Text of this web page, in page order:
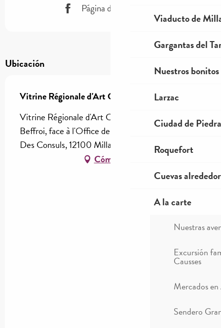
Viaducto de
Gargantas del
Nuestros
Larzac
Ciudad de Piedra
Roquefort
Cuevas
A la carte
Nuestras
Excursión
Causses
Mercados
Sendero
Página de Facebook
Ubicación
Vitrine Régionale d'Art Contemporain
Vitrine Régionale d'Art Contemporain, Au pied du
Beffroi, face à l'Office de Tourisme et à la Place
Des Consuls, 12100 Millau
Cómo llegar